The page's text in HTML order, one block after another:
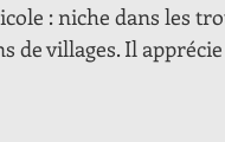
: niche dans les
de villages. Il